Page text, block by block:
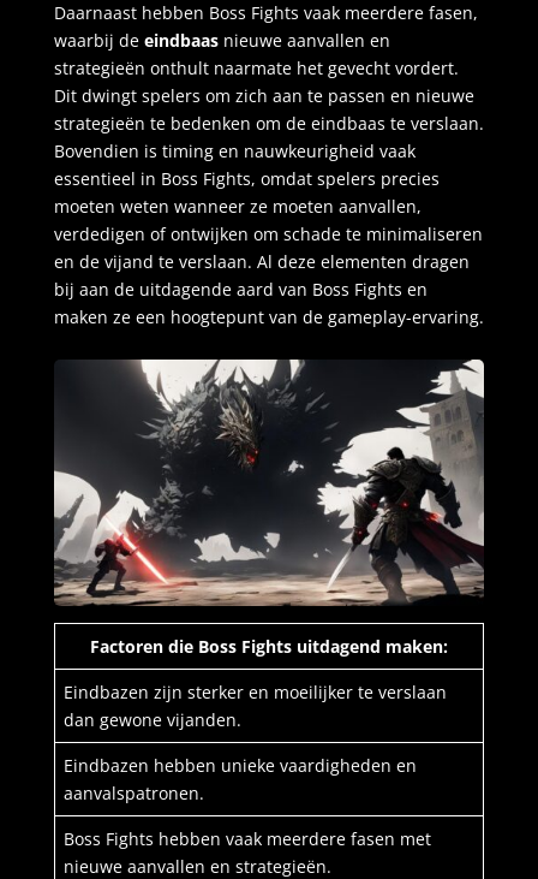
Daarnaast hebben Boss Fights vaak meerdere fasen,
waarbij de eindbaasnieuwe aanvallen en
strategieën onthult naarmate het gevecht vordert.
Dit dwingt spelers om zich aan te passen en nieuwe
strategieën te bedenken om de eindbaas te verslaan.
Bovendien is timing en nauwkeurigheid vaak
essentieel in Boss Fights, omdat spelers precies
moeten weten wanneer ze moeten aanvallen,
verdedigen of ontwijken om schade te minimaliseren
en de vijand te verslaan. Al deze elementen dragen
bij aan de uitdagende aard van Boss Fights en
maken ze een hoogtepunt van de gameplay-ervaring.
Factoren die Boss Fights uitdagend maken:
Eindbazen zijn sterker en moeilijker te verslaan
dan gewone vijanden.
Eindbazen hebben unieke vaardigheden en
aanvalspatronen.
Boss Fights hebben vaak meerdere fasen met
nieuwe aanvallen en strategieën.